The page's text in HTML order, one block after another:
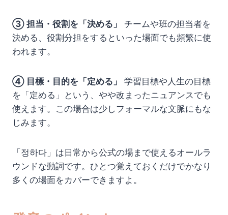
③ 担当・役割を「決める」
チームや班の担当者を
決める、役割分担をするといった場面でも頻繁に使
われます。
④ 目標・目的を「定める」
学習目標や人生の目標
を「定める」という、やや改まったニュアンスでも
使えます。この場合は少しフォーマルな文脈にもな
じみます。
「정하다」は日常から公式の場まで使えるオールラ
ウンドな動詞です。ひとつ覚えておくだけでかなり
多くの場面をカバーできますよ。